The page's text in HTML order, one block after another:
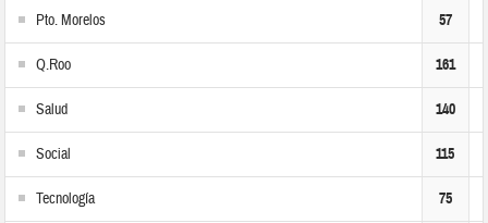
Pto. Morelos 57
Q.Roo 161
Salud 140
Social 115
Tecnología 75